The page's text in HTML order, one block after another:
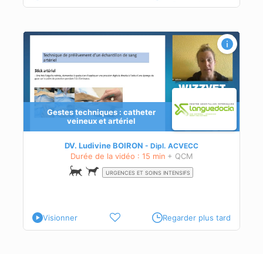
Gestes techniques : catheter
veineux et artériel
DV. Ludivine BOIRON Dipl. ACVECC
Durée de la vidéo : 15 min + QCM
URGENCES ET SOINS INTENSIFS
Visionner Regarder plus tard